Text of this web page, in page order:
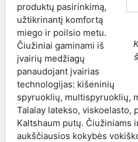
produktų pasirinkimą,
užtikrinantį komfortą
miego ir poilsio metu.
Čiužiniai gaminami iš
įvairių medžiagų
panaudojant įvairias
technologijas: kišeninių
spyruoklių, multispyruoklių,
Talalay latekso, viskoelasto,
Kaltshaum putų. Čiužiniams
aukščiausios kokybės